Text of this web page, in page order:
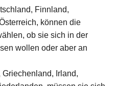
Finnland,
können die
ob sie sich in der
wollen oder aber an
Irland,